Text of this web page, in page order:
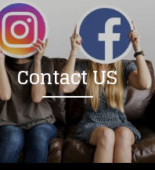
Contact US